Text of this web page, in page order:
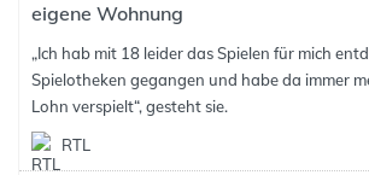
eigene Wohnung
„Ich hab mit 18 leider das Spielen für mich
Spielotheken gegangen und habe da immer
Lohn verspielt“, gesteht sie.
RTL